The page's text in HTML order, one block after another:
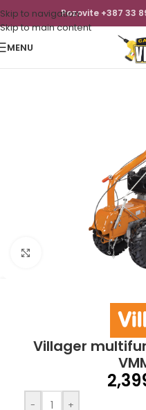
Skip to navigation
Skip to main content
Pozovite +387 33
MENU
Click to enlarge
Villager
- +